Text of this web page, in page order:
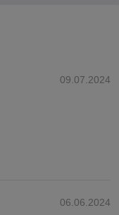
09.07.2024
06.06.2024